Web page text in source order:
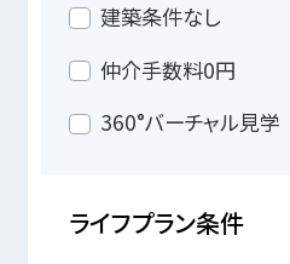
建築条件なし
仲介手数料0円
360°バーチャル見学
ライフプラン条件